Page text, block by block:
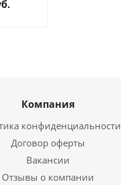
Компания
конфиденциальности
Договор оферты
Вакансии
Отзывы о компании